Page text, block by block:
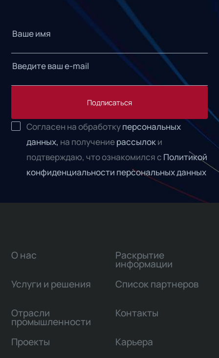
Подписаться
Согласен на обработкуперсональных
данных, на получениерассылоки
подтверждаю, что ознакомился с Политикой
конфиденциальности персональных данных
О нас
Услуги и решения
Отрасли
промышленности
Проекты
Раскрытие
информации
Список партнеров
Контакты
Карьера